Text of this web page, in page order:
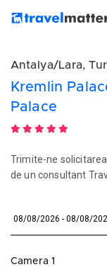
Antalya/Lara,
Kremlin
Palace
Trimite-ne
de un consultant
Camera 1